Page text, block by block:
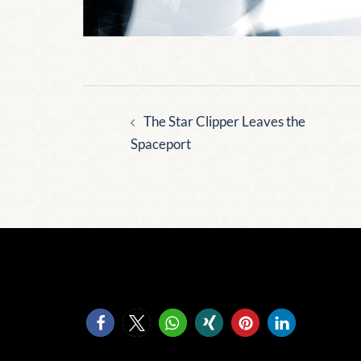
Beitragsnavigation
The Star Clipper Leaves the
Spaceport